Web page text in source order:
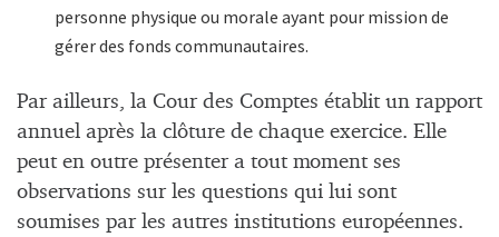
personne physique ou morale ayant pour mission de
gérer des fonds communautaires.
Par ailleurs, la Cour des Comptes établit un rapport
annuel après la clôture de chaque exercice. Elle
peut en outre présenter a tout moment ses
observations sur les questions qui lui sont
soumises par les autres institutions européennes.